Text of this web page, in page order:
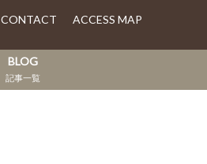
CONTACT ACCESS MAP
BLOG
記事一覧